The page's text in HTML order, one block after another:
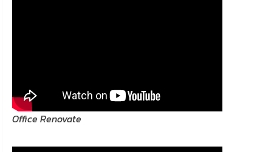
Office Renovate